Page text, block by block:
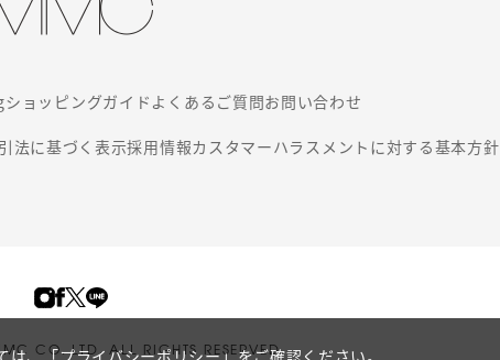
ショッピングガイド よくあるご質問お問い合わせ
法に基づく表示採用情報カスタマーハラスメントに対する基本方針
CO. LTD. ALL RIGHTS RESERVED.